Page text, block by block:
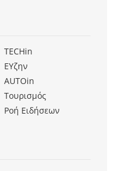
TECHin
ΕΥζην
AUTOin
Τουρισμός
Ροή Ειδήσεων